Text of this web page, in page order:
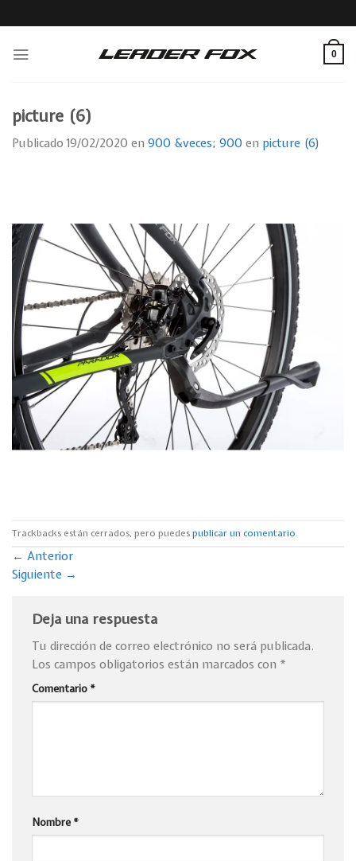
to
0
picture (6)
Publicado19/02/2020 en 900 &veces; 900 en picture (6)
Trackbacks están cerrados, pero puedespublicar un comentario.
← Anterior
Siguiente →
Deja una respuesta
Tu dirección de correo electrónico no será publicada.
Los campos obligatorios están marcados con *
Comentario *
Nombre *